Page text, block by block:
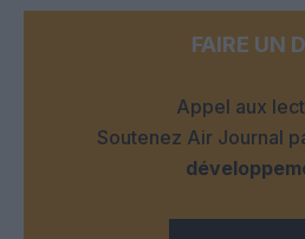
FAIRE UN
Appel aux
Soutenez Air Journal